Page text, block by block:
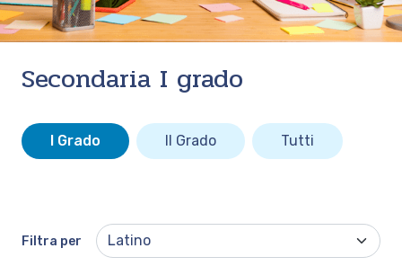
Secondaria I grado
I Grado II Grado Tutti
Filtra per